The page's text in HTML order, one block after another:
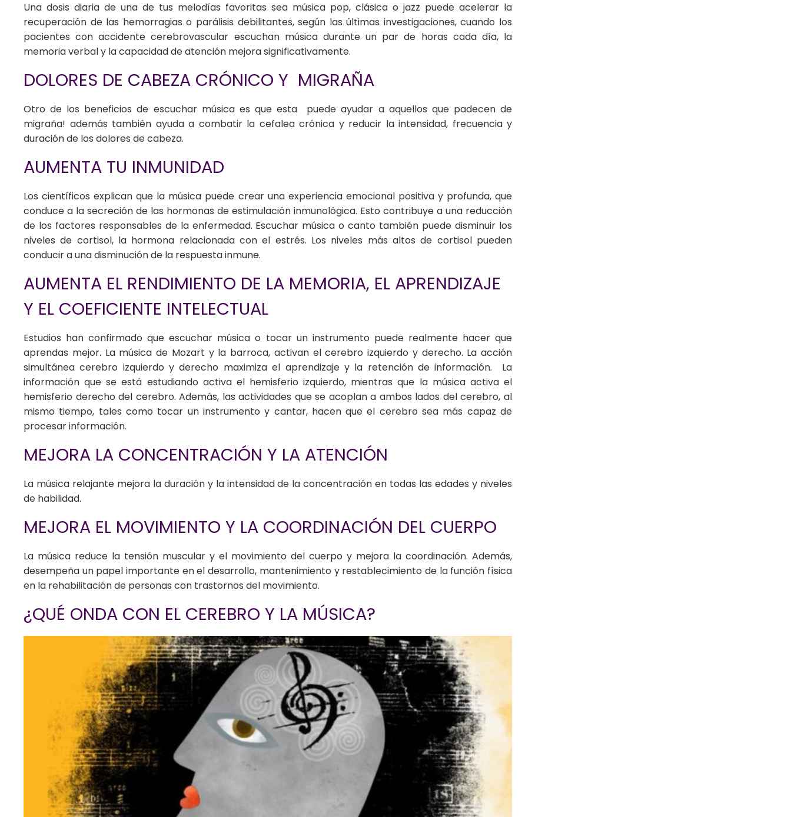
Una dosis diaria de una de tus melodías favoritas sea música pop, clásica o jazz puede acelerar la
recuperación de las hemorragias o parálisis debilitantes, según las últimas investigaciones, cuando los
pacientes con accidente cerebrovascular escuchan música durante un par de horas cada día, la
memoria verbal y la capacidad de atención mejora significativamente.
DOLORES DE CABEZA CRÓNICO Y MIGRAÑA
Otro de los beneficios de escuchar música es que esta puede ayudar a aquellos que padecen de
migraña! además también ayuda a combatir la cefalea crónica y reducir la intensidad, frecuencia y
duración de los dolores de cabeza.
AUMENTA TU INMUNIDAD
Los científicos explican que la música puede crear una experiencia emocional positiva y profunda, que
conduce a la secreción de las hormonas de estimulación inmunológica. Esto contribuye a una reducción
de los factores responsables de la enfermedad. Escuchar música o canto también puede disminuir los
niveles de cortisol, la hormona relacionada con el estrés. Los niveles más altos de cortisol pueden
conducir a una disminución de la respuesta inmune.
AUMENTA EL RENDIMIENTO DE LA MEMORIA, EL APRENDIZAJE
Y EL COEFICIENTE INTELECTUAL
Estudios han confirmado que escuchar música o tocar un instrumento puede realmente hacer que
aprendas mejor. La música de Mozart y la barroca, activan el cerebro izquierdo y derecho. La acción
simultánea cerebro izquierdo y derecho maximiza el aprendizaje y la retención de información. La
información que se está estudiando activa el hemisferio izquierdo, mientras que la música activa el
hemisferio derecho del cerebro. Además, las actividades que se acoplan a ambos lados del cerebro, al
mismo tiempo, tales como tocar un instrumento y cantar, hacen que el cerebro sea más capaz de
procesar información.
MEJORA LA CONCENTRACIÓN Y LA ATENCIÓN
La música relajante mejora la duración y la intensidad de la concentración en todas las edades y niveles
de habilidad.
MEJORA EL MOVIMIENTO Y LA COORDINACIÓN DEL CUERPO
La música reduce la tensión muscular y el movimiento del cuerpo y mejora la coordinación. Además,
desempeña un papel importante en el desarrollo, mantenimiento y restablecimiento de la función física
en la rehabilitación de personas con trastornos del movimiento.
¿QUÉ ONDA CON EL CEREBRO Y LA MÚSICA?